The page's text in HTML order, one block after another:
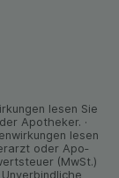
lesen Sie
Apo­theker. ·
lesen
oder Apo­
(MwSt.)